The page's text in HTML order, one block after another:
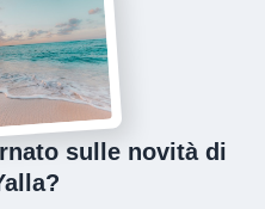
sulle novità di